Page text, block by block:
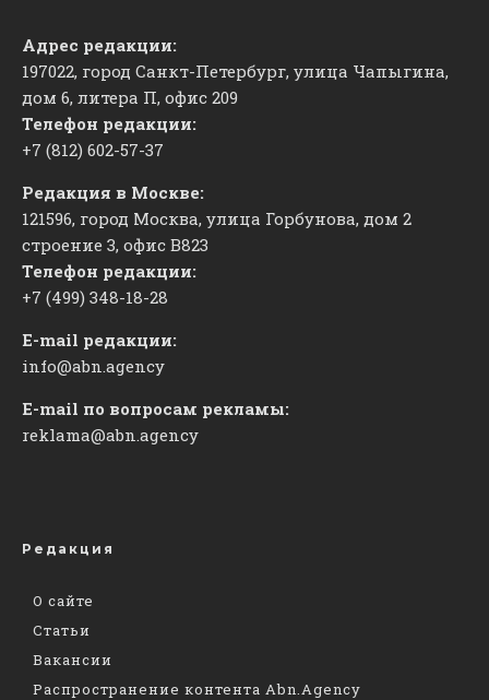
Адрес редакции:
197022, город Санкт-Петербург, улица Чапыгина,
дом 6, литера П, офис 209
Телефон редакции:
+7 (812) 602-57-37
Редакция в Москве:
121596, город Москва, улица Горбунова, дом 2
строение 3, офис ​В823
Телефон редакции:
+7 (499) 348-18-28
E-mail редакции:
info@abn.agency
E-mail по вопросам рекламы:
reklama@abn.agency
Редакция
О сайте
Статьи
Вакансии
Распространение контента Abn.Agency